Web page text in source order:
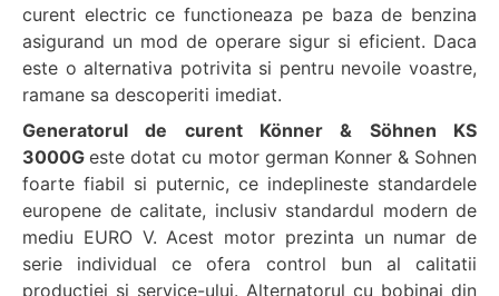
curent electric ce functioneaza pe baza de benzina
asigurand un mod de operare sigur si eficient. Daca
este o alternativa potrivita si pentru nevoile voastre,
ramane sa descoperiti imediat.
Generatorul de curent Könner & Söhnen KS
3000Geste dotat cu motor german Konner & Sohnen
foarte fiabil si puternic, ce indeplineste standardele
europene de calitate, inclusiv standardul modern de
mediu EURO V. Acest motor prezinta un numar de
serie individual ce ofera control bun al calitatii
productiei si service-ului. Alternatorul cu bobinaj din